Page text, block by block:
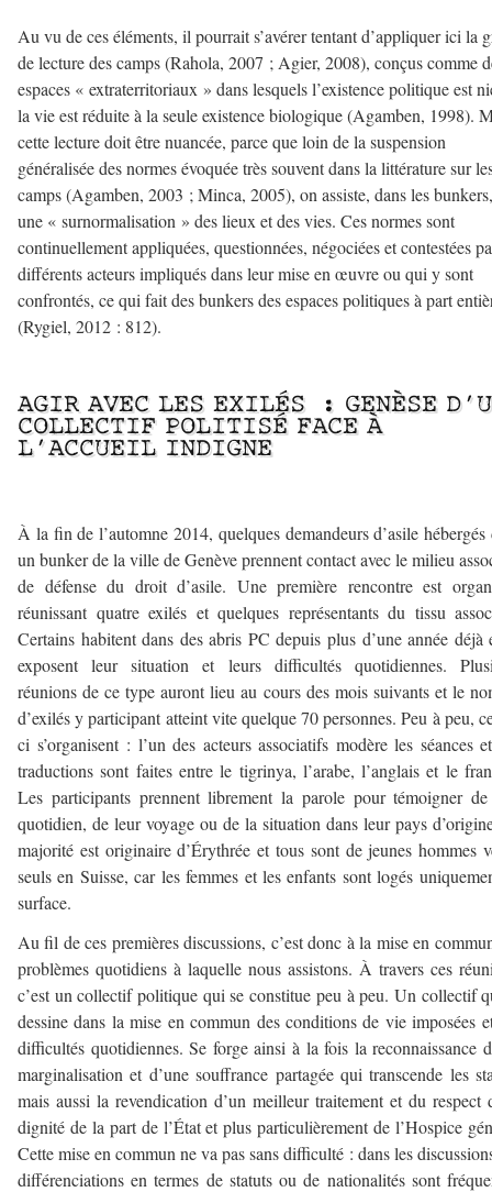
Au vu de ces éléments, il pourrait s’avérer tentant d’appliquer ici la
de lecture des camps (Rahola, 2007 ; Agier, 2008), conçus comme
espaces « extraterritoriaux » dans lesquels l’existence politique est
la vie est réduite à la seule existence biologique (Agamben, 1998).
cette lecture doit être nuancée, parce que loin de la suspension
généralisée des normes évoquée très souvent dans la littérature sur
camps (Agamben, 2003 ; Minca, 2005), on assiste, dans les
une « surnormalisation » des lieux et des vies. Ces normes sont
continuellement appliquées, questionnées, négociées et contestées
différents acteurs impliqués dans leur mise en œuvre ou qui y sont
confrontés, ce qui fait des bunkers des espaces politiques à part
(Rygiel, 2012 : 812).
AGIR AVEC LES EXILÉS : GENÈSE
COLLECTIF POLITISÉ FACE À
L’ACCUEIL INDIGNE
À la fin de l’automne 2014, quelques demandeurs d’asile hébergés
un bunker de la ville de Genève prennent contact avec le milieu
de défense du droit d’asile. Une première rencontre est
réunissant quatre exilés et quelques représentants du tissu
Certains habitent dans des abris PC depuis plus d’une année déjà
exposent leur situation et leurs difficultés quotidiennes.
réunions de ce type auront lieu au cours des mois suivants et le
d’exilés y participant atteint vite quelque 70 personnes. Peu à peu,
ci s’organisent : l’un des acteurs associatifs modère les séances
traductions sont faites entre le tigrinya, l’arabe, l’anglais et le
Les participants prennent librement la parole pour témoigner
quotidien, de leur voyage ou de la situation dans leur pays
majorité est originaire d’Érythrée et tous sont de jeunes hommes
seuls en Suisse, car les femmes et les enfants sont logés
surface.
Au fil de ces premières discussions, c’est donc à la mise en
problèmes quotidiens à laquelle nous assistons. À travers ces
c’est un collectif politique qui se constitue peu à peu. Un collectif
dessine dans la mise en commun des conditions de vie imposées
difficultés quotidiennes. Se forge ainsi à la fois la reconnaissance
marginalisation et d’une souffrance partagée qui transcende les
mais aussi la revendication d’un meilleur traitement et du respect
dignité de la part de l’État et plus particulièrement de l’Hospice
Cette mise en commun ne va pas sans difficulté : dans les
différenciations en termes de statuts ou de nationalités sont